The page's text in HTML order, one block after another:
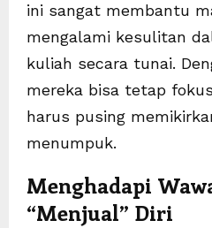
ini sangat membantu
mengalami kesulitan
kuliah secara tunai.
mereka bisa tetap
harus pusing
menumpuk.
Menghadapi
“Menjual” Diri